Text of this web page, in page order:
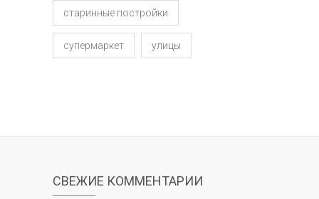
старинные постройки
супермаркет улицы
СВЕЖИЕ КОММЕНТАРИИ